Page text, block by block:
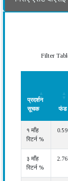
Filter
प्रदर्शन
सूचक
फंड
सूचक
१ माँह
रिटर्न %
0.59
३ माँह
रिटर्न %
2.76